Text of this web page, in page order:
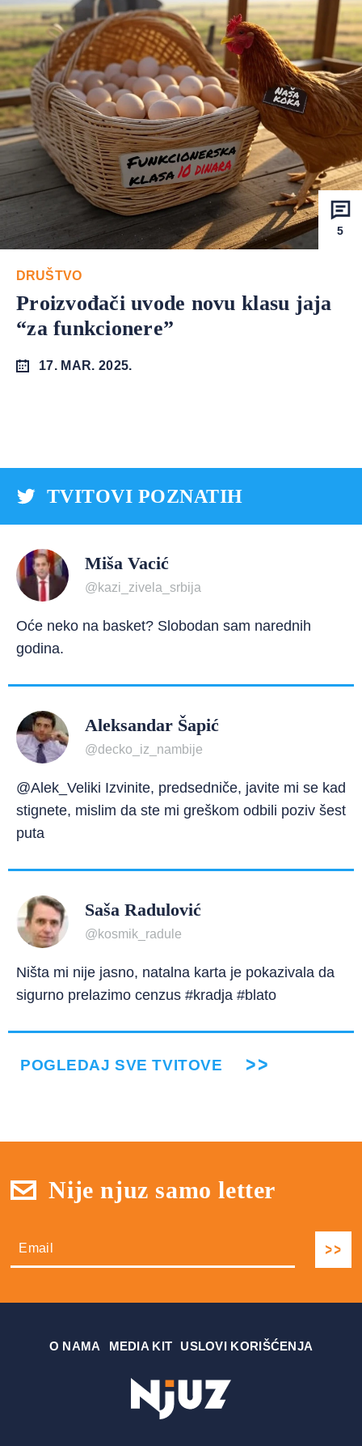
5
DRUŠTVO
Proizvođači uvode novu klasu jaja
“za funkcionere”
17. MAR. 2025.
TVITOVI POZNATIH
Miša Vacić
@kazi_zivela_srbija
Oće neko na basket? Slobodan sam narednih
godina.
Aleksandar Šapić
@decko_iz_nambije
@Alek_Veliki Izvinite, predsedniče, javite mi se kad
stignete, mislim da ste mi greškom odbili poziv šest
puta
Saša Radulović
@kosmik_radule
Ništa mi nije jasno, natalna karta je pokazivala da
sigurno prelazimo cenzus #kradja #blato
POGLEDAJ SVE TVITOVE
Nije njuz samo letter
О NAMA MEDIA KIT USLOVI KORIŠĆENJA